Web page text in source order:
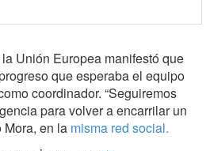
Unión Europea manifestó que
que esperaba el equipo
coordinador. “Seguiremos
para volver a encarrilar un
Mora, en la misma red social.